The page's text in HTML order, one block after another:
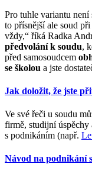
Pro tuhle variantu není
to přísnější ale soud
vždy,“ říká Radka
předvolání k soudu,
před samosoudcem
se školou a jste
Jak doložit, že jste
Ve své řeči u soudu
firmě, studijní
s podnikáním (např.
Návod na podnikání